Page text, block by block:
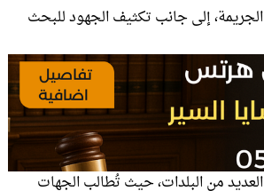
إلى جانب تكثيف الجهود للبحث
من البلدات، حيث تُطالب الجهات